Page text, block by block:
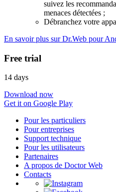
suivez les
menaces détectées ;
Débranchez votre
En savoir plus sur Dr.Web pour
Free trial
14 days
Download now
Get it on Google Play
Pour les particuliers
Pour entreprises
Support technique
Pour les utilisateurs
Partenaires
A propos de Doctor Web
Contacts